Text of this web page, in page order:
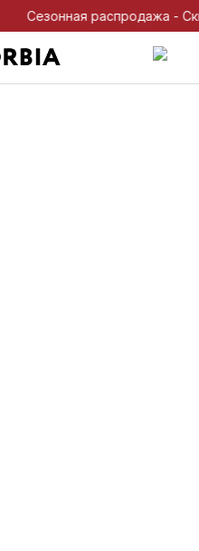
Сезонная распродажа -